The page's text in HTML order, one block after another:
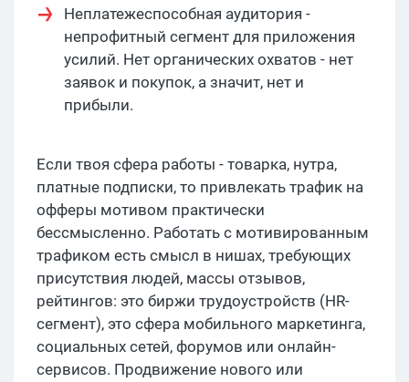
Неплатежеспособная аудитория -
непрофитный сегмент для приложения
усилий. Нет органических охватов - нет
заявок и покупок, а значит, нет и
прибыли.
Если твоя сфера работы - товарка, нутра,
платные подписки, то привлекать трафик на
офферы мотивом практически
бессмысленно. Работать с мотивированным
трафиком есть смысл в нишах, требующих
присутствия людей, массы отзывов,
рейтингов: это биржи трудоустройств (HR-
сегмент), это сфера мобильного маркетинга,
социальных сетей, форумов или онлайн-
сервисов. Продвижение нового или